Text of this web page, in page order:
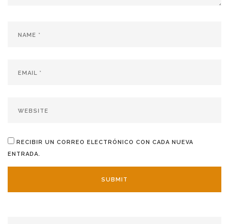
RECIBIR UN CORREO ELECTRÓNICO CON CADA NUEVA
ENTRADA.